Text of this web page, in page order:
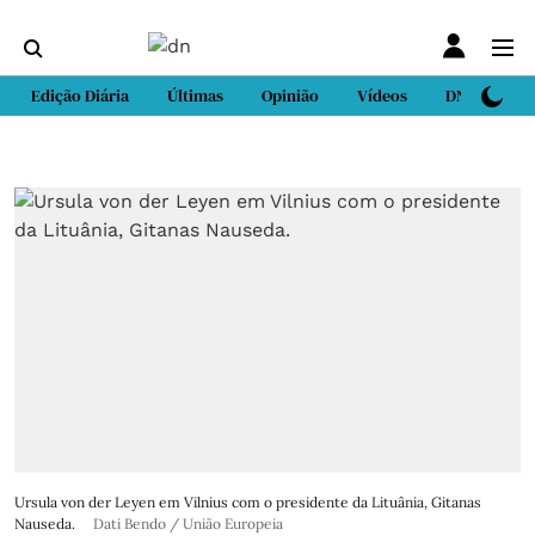
Edição Diária Últimas Opinião Vídeos DN Sport
Ursula von der Leyen em Vilnius com o presidente da Lituânia, Gitanas
Nauseda.
Dati Bendo / União Europeia